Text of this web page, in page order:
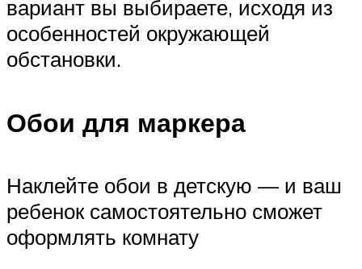
вариант вы выбираете, исходя из
особенностей окружающей
обстановки.
Обои для маркера
Наклейте обои в детскую — и ваш
ребенок самостоятельно сможет
оформлять комнату